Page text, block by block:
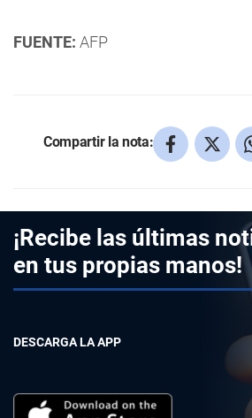
FUENTE: AFP
Compartir la nota:
¡Recibe las últimas
en tus propias manos!
DESCARGA LA APP